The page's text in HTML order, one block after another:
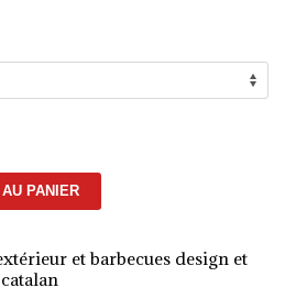
PANIER
et barbecues design et